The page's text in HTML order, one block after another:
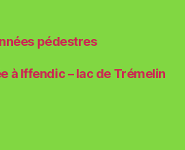
pédestres
à Iffendic – lac de Trémelin